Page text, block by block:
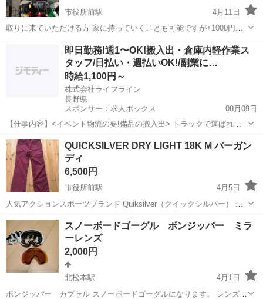
市役所前駅
4月11日
取りに来ていただける方 家に持っていくことも可能ですが+1000円頂
きます セットで4000円なので片方なら2000円で大丈夫です 値下げ交
渉可能ですのでお気軽にコメントください
長野市 市役所前駅 スノーボード セット
即日勤務!週1〜OK!搬入出・倉庫内軽作業ス
タッフ/日払い・週払いOK!/副業に…
時給1,100円～
株式会社ライフライン
長野県
スポンサー：求人ボックス
08月09日
【仕事内容】<イベント物流の要!備品の搬入出> トラックで運ばれて
きたイベント機材や備品を会場内に運び入れたり(搬入)、 終了後にト
ラックへ積み込んだり(搬出)するお仕事です。 <働きやすいポイント>
・接客なし&裏方作業!モクモ...
アルバイト・パート
QUICKSILVER DRY LIGHT 18K M バーガン
ディ
6,500円
市役所前駅
4月5日
人気アクションスポーツブランド Quiksilver（クイックシルバー） の
スノーボード・スキー用パンツ♪ ボルドー（ワインレッド系）のカラ
ーが特徴で、雪の侵入を防ぐためのウエストゲート（パウダーガー
ド）が内蔵されています！...
長野 長野市 市役所前駅 スノーボード ゲレンデ
スノーボードゴーグル ボンジッパー ミラ
ーレンズ
2,000円
北松本駅
4月1日
ボンジッパー カプセル スノーボードゴーグルになります。 レンズに